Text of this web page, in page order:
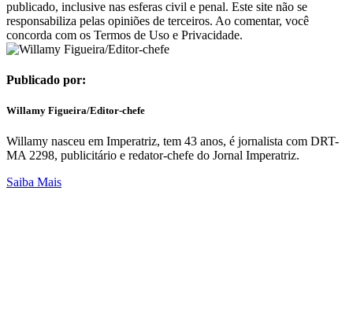
publicado, inclusive nas esferas civil e penal. Este site não se
responsabiliza pelas opiniões de terceiros. Ao comentar, você
concorda com os Termos de Uso e Privacidade.
Publicado por:
Willamy Figueira/Editor-chefe
Willamy nasceu em Imperatriz, tem 43 anos, é jornalista com DRT-
MA 2298, publicitário e redator-chefe do Jornal Imperatriz.
Saiba Mais